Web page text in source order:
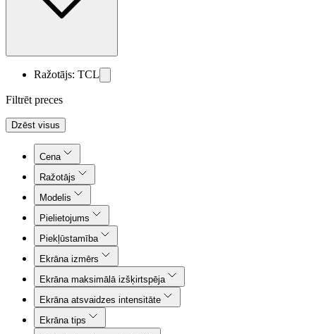
Ražotājs: TCL
Filtrēt preces
Dzēst visus
Cena
Ražotājs
Modelis
Pielietojums
Piekļūstamība
Ekrāna izmērs
Ekrāna maksimālā izšķirtspēja
Ekrāna atsvaidzes intensitāte
Ekrāna tips